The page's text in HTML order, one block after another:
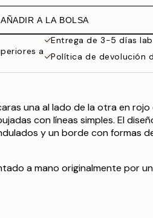
AÑADIR A LA BOLSA
Entrega de 3-5 días
a
Política de devolución
una al lado de la otra en
con líneas simples. El
y un borde con formas
a mano originalmente por